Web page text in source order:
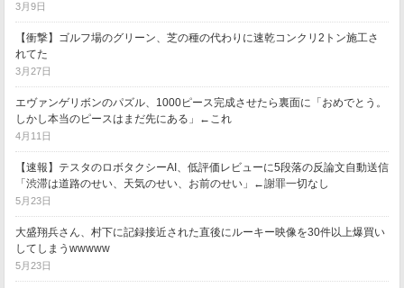
3月9日
【衝撃】ゴルフ場のグリーン、芝の種の代わりに速乾コンクリ2トン施工さ
れてた
3月27日
エヴァンゲリボンのパズル、1000ピース完成させたら裏面に「おめでとう。
しかし本当のピースはまだ先にある」←これ
4月11日
【速報】テスタのロボタクシーAI、低評価レビューに5段落の反論文自動送信
「渋滞は道路のせい、天気のせい、お前のせい」←謝罪一切なし
5月23日
大盛翔兵さん、村下に記録接近された直後にルーキー映像を30件以上爆買い
してしまうwwwww
5月23日